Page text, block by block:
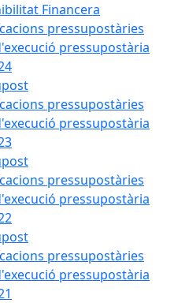
Financera
pressupostàries
pressupostària
pressupostàries
pressupostària
pressupostàries
pressupostària
pressupostàries
pressupostària